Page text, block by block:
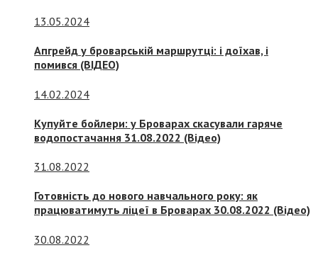
13.05.2024
Апгрейд у броварській маршрутці: і доїхав, і
помився (ВІДЕО)
14.02.2024
Купуйте бойлери: у Броварах скасували гаряче
водопостачання 31.08.2022 (Відео)
31.08.2022
Готовність до нового навчального року: як
працюватимуть ліцеї в Броварах 30.08.2022 (Відео)
30.08.2022